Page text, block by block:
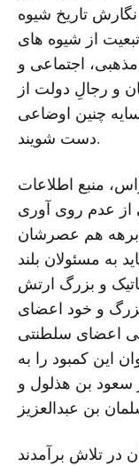
تاریخ شیوه
از شیوه های
اجتماعی و
و رجالِ دولت از
چنین اوضاعی
دست شویند.
منبع اطلاعات
از عدم روی آوری
برهه هم عصرشان
به مسئولان بلند
و بزرگ ارتش
و خود اعضای
اعضای سلطنتی
این کمبود را به
سعود بن هذلول و
در تلاش برآمدند